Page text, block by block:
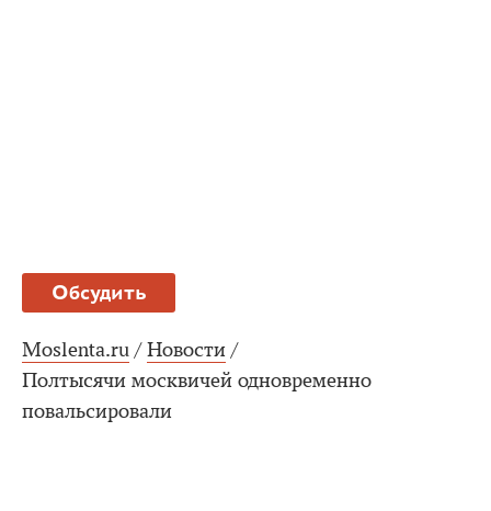
Обсудить
Moslenta.ru / Новости /
Полтысячи москвичей одновременно
повальсировали